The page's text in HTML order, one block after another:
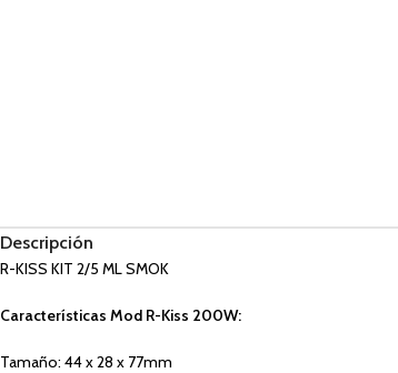
Descripción
R-KISS KIT 2/5 ML SMOK
Características Mod R-Kiss 200W:
Tamaño: 44 x 28 x 77mm